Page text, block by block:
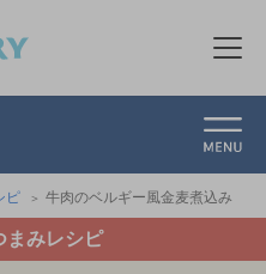
メ
ピ 牛肉のベルギー風金麦煮込み
まみレシピ